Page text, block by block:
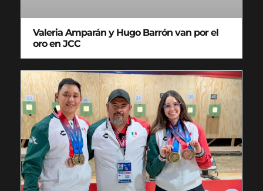
Valeria Amparán y Hugo Barrón van por el
oro en JCC